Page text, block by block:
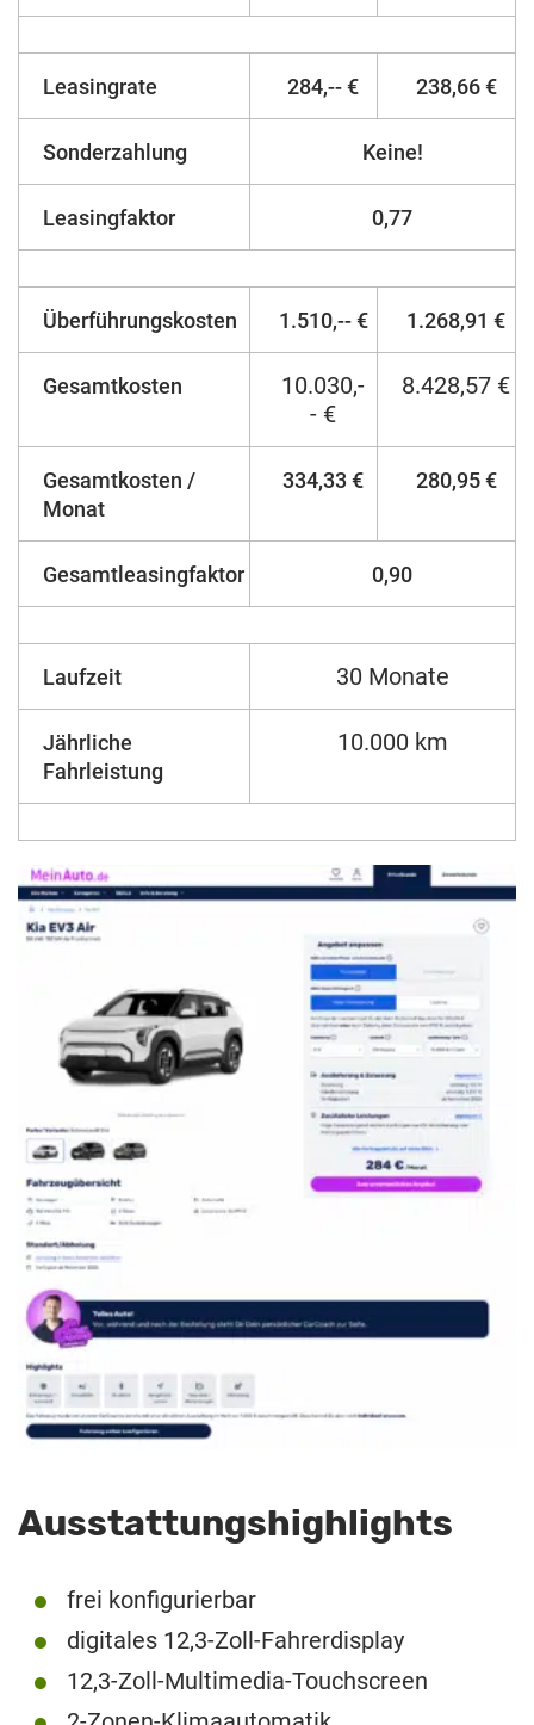
Leasingrate 284,-- € 238,66 €
Sonderzahlung Keine!
Leasingfaktor 0,77
Überführungskosten 1.510,-- € 1.268,91 €
Gesamtkosten
10.030,-
- €
8.428,57 €
Gesamtkosten /
Monat
334,33 € 280,95 €
Gesamtleasingfaktor 0,90
Laufzeit 30 Monate
Jährliche
Fahrleistung
10.000 km
Ausstattungshighlights
frei konfigurierbar
digitales 12,3-Zoll-Fahrerdisplay
12,3-Zoll-Multimedia-Touchscreen